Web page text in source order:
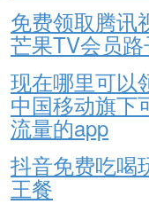
免费领取腾讯
芒果TV会员
现在哪里可以
中国移动旗下
流量的app
抖音免费吃喝
王餐